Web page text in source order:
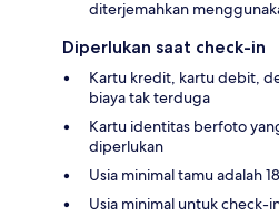
diterjemahkan
Diperlukan saat check-in
Kartu kredit, kartu debit,
biaya tak terduga
Kartu identitas berfoto
diperlukan
Usia minimal tamu adalah
Usia minimal untuk check-